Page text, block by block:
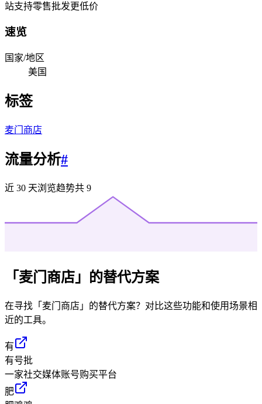
站支持零售批发更低价
速览
国家/地区
美国
标签
麦门商店
流量分析#
近 30 天浏览趋势共 9
「 麦门商店 」的替代方案
在寻找「 麦门商店 」的替代方案？对比这些功能和使用场景相
近的工具。
有
有号批
一家社交媒体账号购买平台
肥